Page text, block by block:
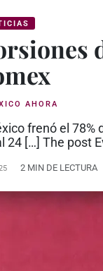
AHORA
frenó el 78%
24 […] The post
2 MIN DE LECTURA